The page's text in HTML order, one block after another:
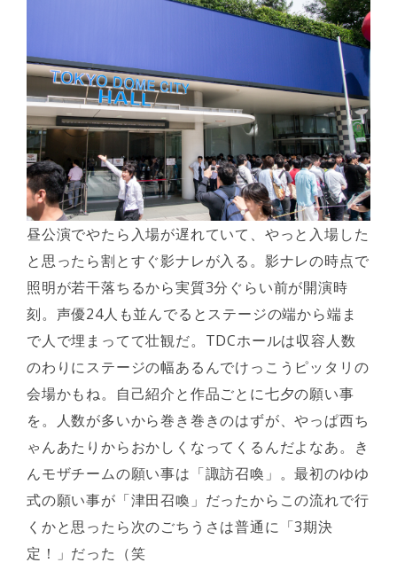
昼公演でやたら入場が遅れていて、やっと入場した
と思ったら割とすぐ影ナレが入る。影ナレの時点で
照明が若干落ちるから実質3分ぐらい前が開演時
刻。声優24人も並んでるとステージの端から端ま
で人で埋まってて壮観だ。TDCホールは収容人数
のわりにステージの幅あるんでけっこうピッタリの
会場かもね。自己紹介と作品ごとに七夕の願い事
を。人数が多いから巻き巻きのはずが、やっぱ西ち
ゃんあたりからおかしくなってくるんだよなあ。き
んモザチームの願い事は「諏訪召喚」。最初のゆゆ
式の願い事が「津田召喚」だったからこの流れで行
くかと思ったら次のごちうさは普通に「3期決
定！」だった（笑